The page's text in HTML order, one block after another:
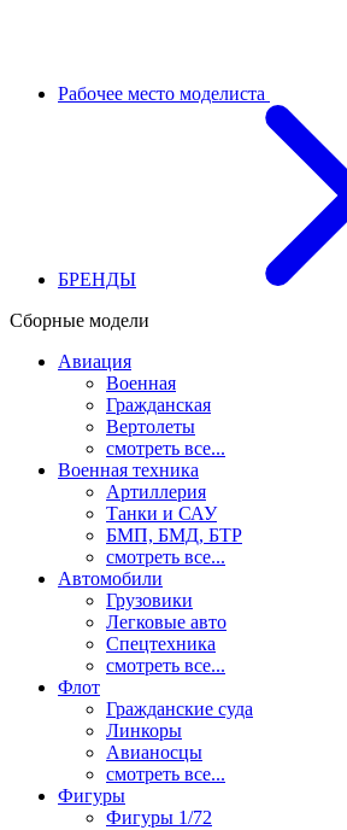
Рабочее место моделиста
БРЕНДЫ
Сборные модели
Авиация
Военная
Гражданская
Вертолеты
смотреть все...
Военная техника
Артиллерия
Танки и САУ
БМП, БМД, БТР
смотреть все...
Автомобили
Грузовики
Легковые авто
Спецтехника
смотреть все...
Флот
Гражданские суда
Линкоры
Авианосцы
смотреть все...
Фигуры
Фигуры 1/72